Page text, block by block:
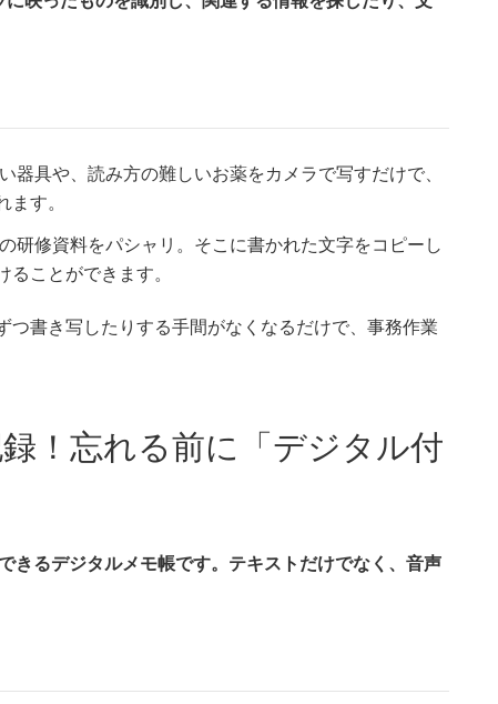
器具や、読み方の難しいお薬をカメラで写すだけで、
ます。
研修資料をパシャリ。そこに書かれた文字をコピーし
ことができます。
つ書き写したりする手間がなくなるだけで、事務作業
！忘れる前に「デジタル付
きるデジタルメモ帳です。テキストだけでなく、音声